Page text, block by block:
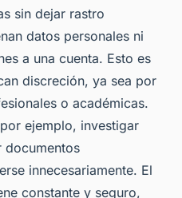
sin dejar rastro
datos personales ni
a una cuenta. Esto es
discreción, ya sea por
o académicas.
ejemplo, investigar
documentos
innecesariamente. El
constante y seguro,